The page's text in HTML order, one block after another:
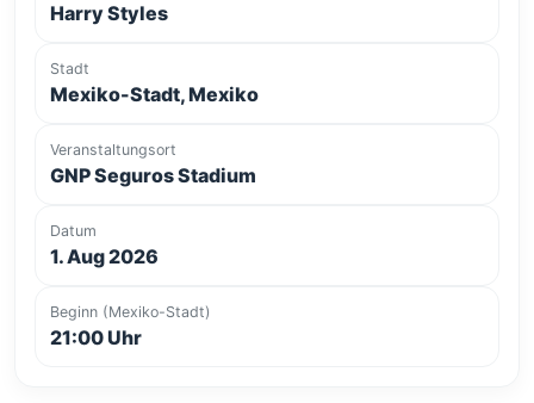
Harry Styles
Stadt
Mexiko-Stadt, Mexiko
Veranstaltungsort
GNP Seguros Stadium
Datum
1. Aug 2026
Beginn (Mexiko-Stadt)
21:00 Uhr